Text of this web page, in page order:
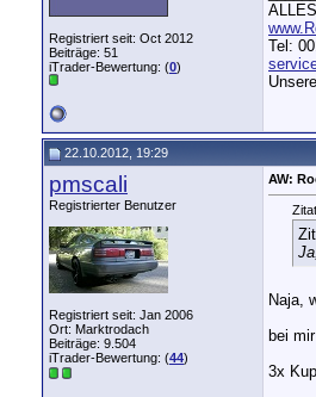
Registriert seit: Oct 2012
Beiträge: 51
iTrader-Bewertung: (0)
Tel:
22.10.2012, 19:29
pmscali
Registrierter Benutzer
Registriert seit: Jan 2006
Ort: Marktrodach
Beiträge: 9.504
iTrader-Bewertung: (44)
AW:
Naja,
bei
3x